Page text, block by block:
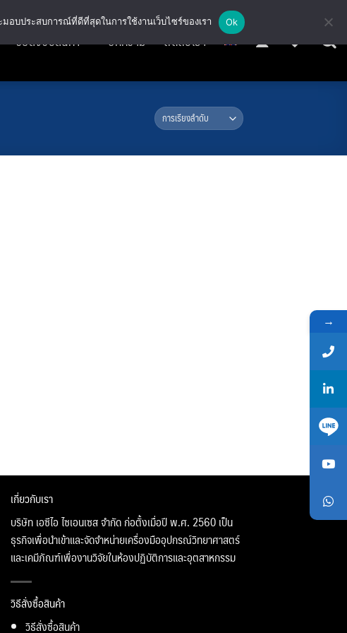
วิธีสั่งซื้อสินค้า บทความ ติดต่อเรา
เกี่ยวกับเรา
บริษัท เอซีไอ ไซเอนเซส จำกัด ก่อตั้งเมื่อปี พ.ศ. 2560 เป็น
ธุรกิจเพื่อนำเข้าและจัดจำหน่ายเครื่องมืออุปกรณ์วิทยาศาสตร์
และเคมีภัณฑ์เพื่องานวิจัยในห้องปฏิบัติการและอุตสาหกรรม
วิธีสั่งซื้อสินค้า
วิธีสั่งซื้อสินค้า
→
บประสบการณ์ที่ดีที่สุดในการใช้งานเว็บไซร์ของเรา Ok